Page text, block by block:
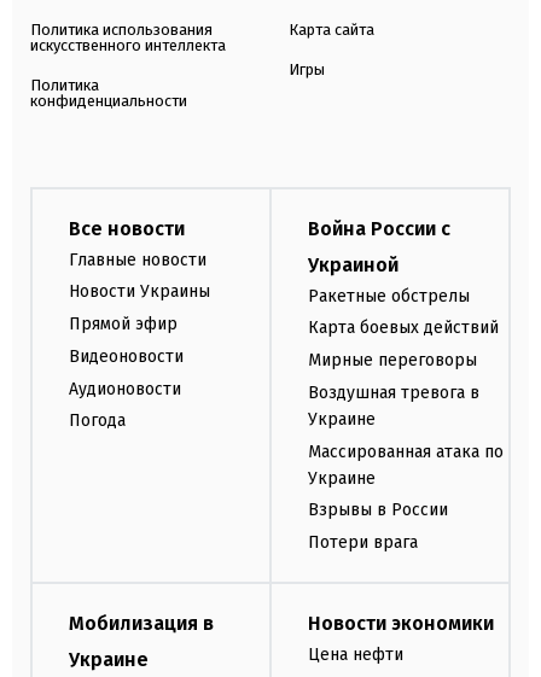
Политика использования
искусственного интеллекта
Политика
конфиденциальности
Карта сайта
Игры
Все новости
Главные новости
Новости Украины
Прямой эфир
Видеоновости
Аудионовости
Погода
Война России с
Украиной
Ракетные обстрелы
Карта боевых действий
Мирные переговоры
Воздушная тревога в
Украине
Массированная атака по
Украине
Взрывы в России
Потери врага
Мобилизация в
Украине
Новости экономики
Цена нефти